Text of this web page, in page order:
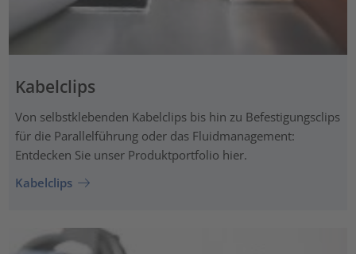
Kabelclips
Von selbstklebenden Kabelclips bis hin zu Befestigungsclips
für die Parallelführung oder das Fluidmanagement:
Entdecken Sie unser Produktportfolio hier.
Kabelclips